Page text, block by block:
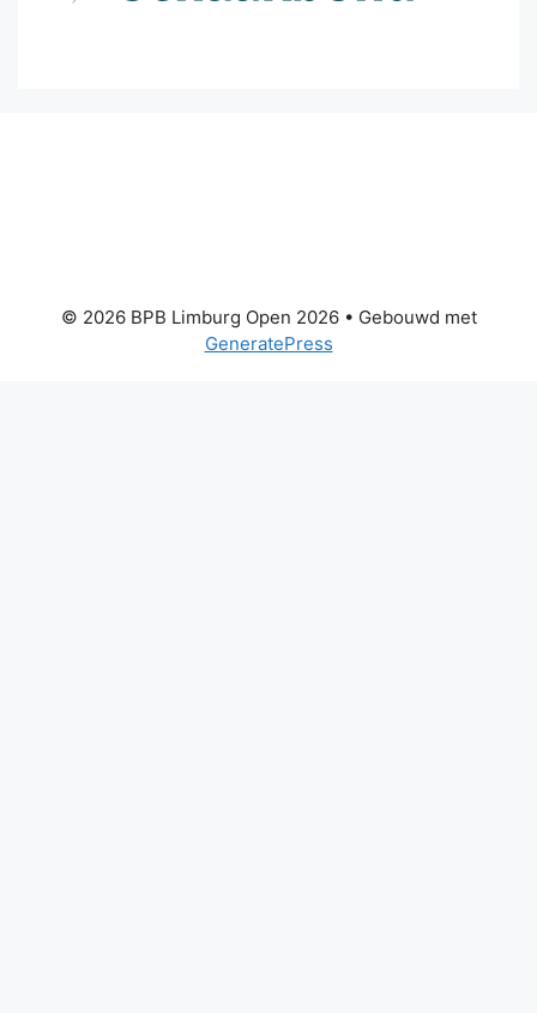
© 2026 BPB Limburg Open 2026• Gebouwd met
GeneratePress